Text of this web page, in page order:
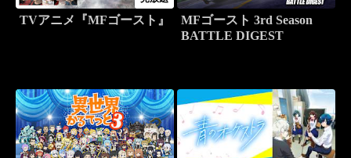
TVアニメ『MFゴースト』
MFゴースト 3rd Season
BATTLE DIGEST